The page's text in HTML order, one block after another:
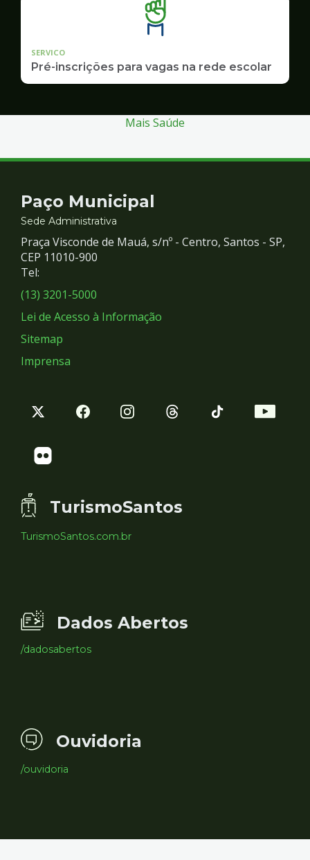
SERVICO
Pré-inscrições para vagas na rede escolar
Mais Saúde
Contato
e
Redes
Sociais
Paço Municipal
Sede Administrativa
Praça Visconde de Mauá, s/nº - Centro, Santos - SP,
CEP 11010-900
Tel:
(13) 3201-5000
Lei de Acesso à Informação
Sitemap
Imprensa
TurismoSantos
TurismoSantos.com.br
Dados Abertos
/dadosabertos
Ouvidoria
/ouvidoria